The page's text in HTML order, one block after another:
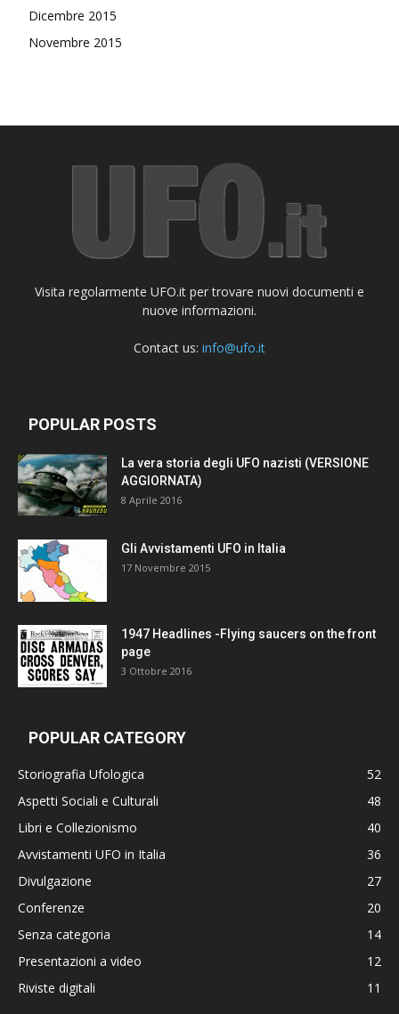
Dicembre 2015
Novembre 2015
Visita regolarmente UFO.it per trovare nuovi documenti e
nuove informazioni.
Contact us: info@ufo.it
POPULAR POSTS
La vera storia degli UFO nazisti (VERSIONE
AGGIORNATA)
8 Aprile 2016
Gli Avvistamenti UFO in Italia
17 Novembre 2015
1947 Headlines -Flying saucers on the front
page
3 Ottobre 2016
POPULAR CATEGORY
Storiografia Ufologica
52
Aspetti Sociali e Culturali
48
Libri e Collezionismo
40
Avvistamenti UFO in Italia
36
Divulgazione
27
Conferenze
20
Senza categoria
14
Presentazioni a video
12
Riviste digitali
11